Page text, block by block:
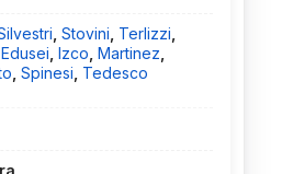
Stovini Terlizzi
Edusei Izco Martinez
Spinesi Tedesco